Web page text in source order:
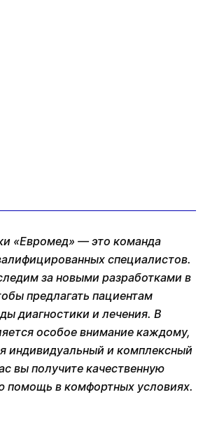
«Евромед» — это команда
специалистов.
за новыми разработками в
предлагать пациентам
диагностики и лечения. В
особое внимание каждому,
индивидуальный и комплексный
вы получите качественную
помощь в комфортных условиях.